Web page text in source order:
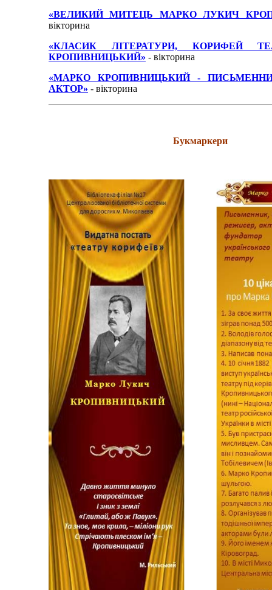
«ВЕЛИКИЙ МИТЕЦЬ МАРКО ЛУКИЧ
вікторина
«КЛАСИК ЛІТЕРАТУРИ, КОРИФЕЙ
КРОПИВНИЦЬКИЙ» - вікторина
«МАРКО КРОПИВНИЦЬКИЙ -
АКТОР» - вікторина
Букмаркери